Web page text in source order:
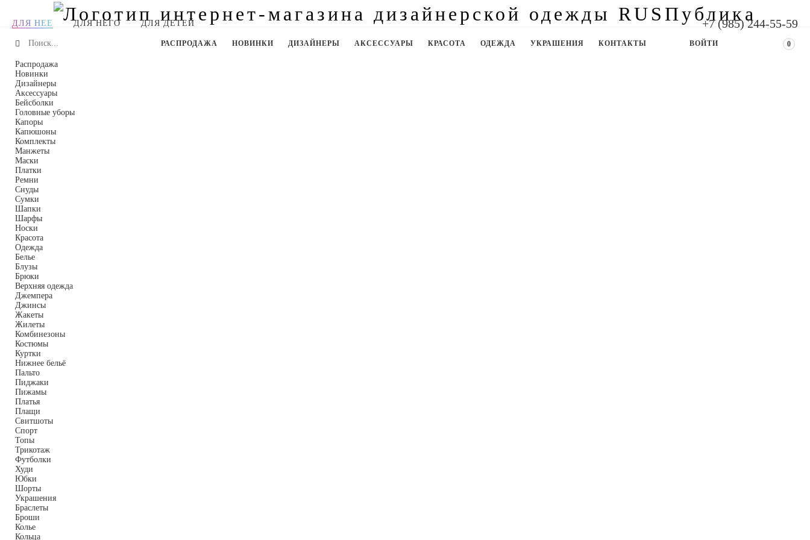
ДЛЯ НЕЕ ДЛЯ НЕГО ДЛЯ ДЕТЕЙ +7 (985) 244-55-59
0
ВОЙТИ
РАСПРОДАЖА НОВИНКИ ДИЗАЙНЕРЫ АКСЕССУАРЫ КРАСОТА ОДЕЖДА УКРАШЕНИЯ КОНТАКТЫ
Распродажа
Новинки
Дизайнеры
Аксессуары
Бейсболки
Головные уборы
Капоры
Капюшоны
Комплекты
Манжеты
Маски
Платки
Ремни
Снуды
Сумки
Шапки
Шарфы
Носки
Красота
Одежда
Белье
Блузы
Брюки
Верхняя одежда
Джемпера
Джинсы
Жакеты
Жилеты
Комбинезоны
Костюмы
Куртки
Нижнее бельё
Пальто
Пиджаки
Пижамы
Платья
Плащи
Свитшоты
Спорт
Топы
Трикотаж
Футболки
Худи
Юбки
Шорты
Украшения
Браслеты
Броши
Колье
Кольца